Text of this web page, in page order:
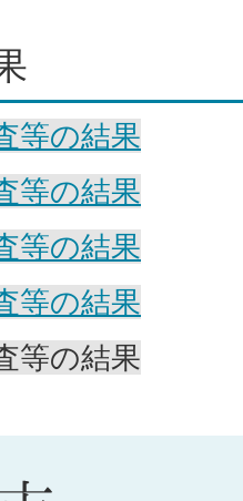
等の結果
等の結果
等の結果
等の結果
等の結果